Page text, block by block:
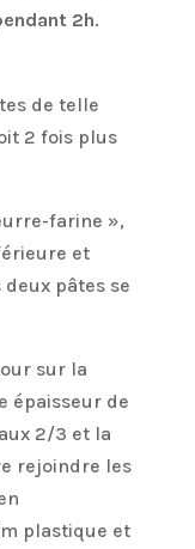
2h.
de telle
2 fois plus
farine »,
et
pâtes se
sur la
épaisseur de
2/3 et la
rejoindre les
plastique et